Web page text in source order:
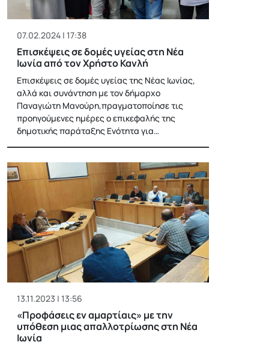
07.02.2024 | 17:38
Επισκέψεις σε δομές υγείας στη Νέα
Ιωνία από τον Χρήστο Κανλή
Επισκέψεις σε δομές υγείας της Νέας Ιωνίας,
αλλά και συνάντηση με τον δήμαρχο
Παναγιώτη Μανούρη,πραγματοποίησε τις
προηγούμενες ημέρες ο επικεφαλής της
δημοτικής παράταξης Ενότητα για…
13.11.2023 | 13:56
«Προφάσεις εν αμαρτίαις» με την
υπόθεση μιας απαλλοτρίωσης στη Νέα
Ιωνία